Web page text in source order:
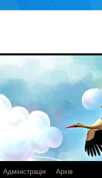
Адміністрація Архів